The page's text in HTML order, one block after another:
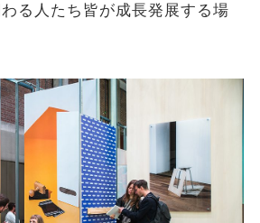
る人たち皆が成長発展する場